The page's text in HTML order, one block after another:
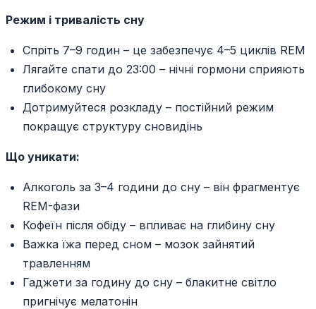
Режим і тривалість сну
Спріть 7–9 годин – це забезпечує 4–5 циклів REM
Лягайте спати до 23:00 – нічні гормони сприяють
глибокому сну
Дотримуйтеся розкладу – постійний режим
покращує структуру сновидінь
Що уникати:
Алкоголь за 3–4 години до сну – він фрагментує
REM-фази
Кофеїн після обіду – впливає на глибину сну
Важка їжа перед сном – мозок зайнятий
травленням
Гаджети за годину до сну – блакитне світло
пригнічує мелатонін